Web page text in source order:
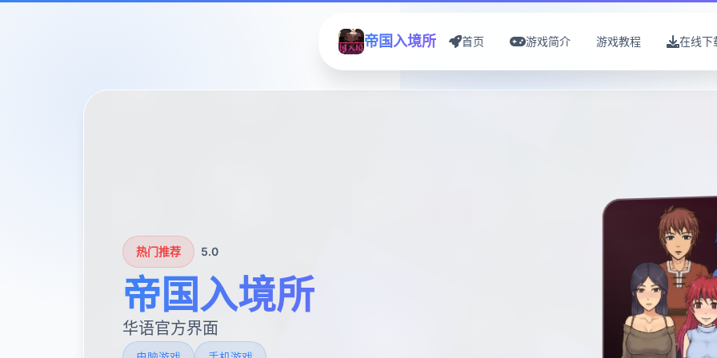
帝国入境所 首页 游戏简介 游戏教程 在线下
热门推荐 5.0
帝国入境所
华语官方界面